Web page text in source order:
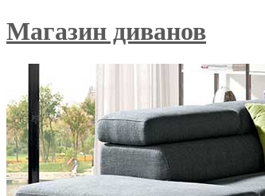
Магазин диванов